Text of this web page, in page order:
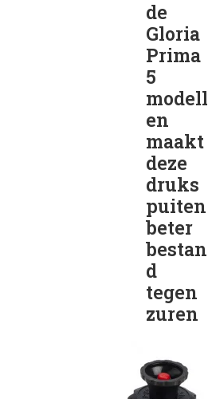
de
Gloria
Prima
5
modell
en
maakt
deze
druks
puiten
beter
bestan
d
tegen
zuren